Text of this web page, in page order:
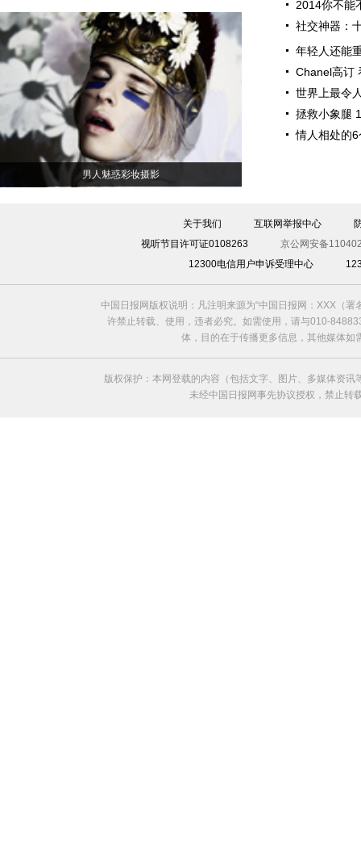
男人魅惑彩妆摄影
2014你不能
社交神器：
年轻人还能
Chanel高订
世界上最令
拯救小象腿
情人相处的
关于我们 互联网举报中心
视听节目许可证0108263
京公网安备
12300电信用户申诉受理中心
中国日报网版权说明：凡注明来源为“中国日报网：XXX（
许禁止转载、使用，违者必究。如需使用，请与010-
体，目的在于传播更多信息，其他媒体
版权保护：本网登载的内容（包括文字、图片、多媒体资
未经中国日报网事先协议授权，禁止转